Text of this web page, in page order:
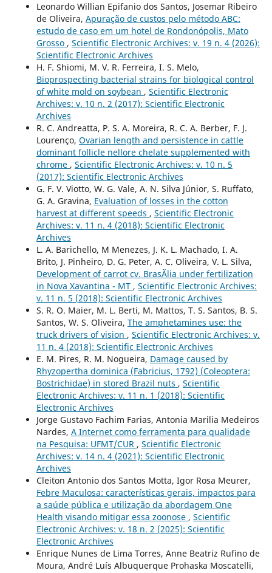
Leonardo Willian Epifanio dos Santos, Josemar Ribeiro
de Oliveira, Apuração de custos pelo método ABC:
estudo de caso em um hotel de Rondonópolis, Mato
Grosso , Scientific Electronic Archives: v. 19 n. 4 (2026):
Scientific Electronic Archives
H. F. Shiomi, M. V. R. Ferreira, I. S. Melo,
Bioprospecting bacterial strains for biological control
of white mold on soybean , Scientific Electronic
Archives: v. 10 n. 2 (2017): Scientific Electronic
Archives
R. C. Andreatta, P. S. A. Moreira, R. C. A. Berber, F. J.
Lourenço, Ovarian length and persistence in cattle
dominant follicle nellore chelate supplemented with
chrome , Scientific Electronic Archives: v. 10 n. 5
(2017): Scientific Electronic Archives
G. F. V. Viotto, W. G. Vale, A. N. Silva Júnior, S. Ruffato,
G. A. Gravina, Evaluation of losses in the cotton
harvest at different speeds , Scientific Electronic
Archives: v. 11 n. 4 (2018): Scientific Electronic
Archives
L. A. Barichello, M Menezes, J. K. L. Machado, I. A.
Brito, J. Pinheiro, D. G. Peter, A. C. Oliveira, V. L. Silva,
Development of carrot cv. BrasÃ­lia under fertilization
in Nova Xavantina - MT , Scientific Electronic Archives:
v. 11 n. 5 (2018): Scientific Electronic Archives
S. R. O. Maier, M. L. Berti, M. Mattos, T. S. Santos, B. S.
Santos, W. S. Oliveira, The amphetamines use: the
truck drivers of vision , Scientific Electronic Archives: v.
11 n. 4 (2018): Scientific Electronic Archives
E. M. Pires, R. M. Nogueira, Damage caused by
Rhyzopertha dominica (Fabricius, 1792) (Coleoptera:
Bostrichidae) in stored Brazil nuts , Scientific
Electronic Archives: v. 11 n. 1 (2018): Scientific
Electronic Archives
Jorge Gustavo Fachim Farias, Antonia Marilia Medeiros
Nardes, A Internet como ferramenta para qualidade
na Pesquisa: UFMT/CUR , Scientific Electronic
Archives: v. 14 n. 4 (2021): Scientific Electronic
Archives
Cleiton Antonio dos Santos Motta, Igor Rosa Meurer,
Febre Maculosa: características gerais, impactos para
a saúde pública e utilização da abordagem One
Health visando mitigar essa zoonose , Scientific
Electronic Archives: v. 18 n. 2 (2025): Scientific
Electronic Archives
Enrique Nunes de Lima Torres, Anne Beatriz Rufino de
Moura, André Luís Albuquerque Prohaska Moscatelli,